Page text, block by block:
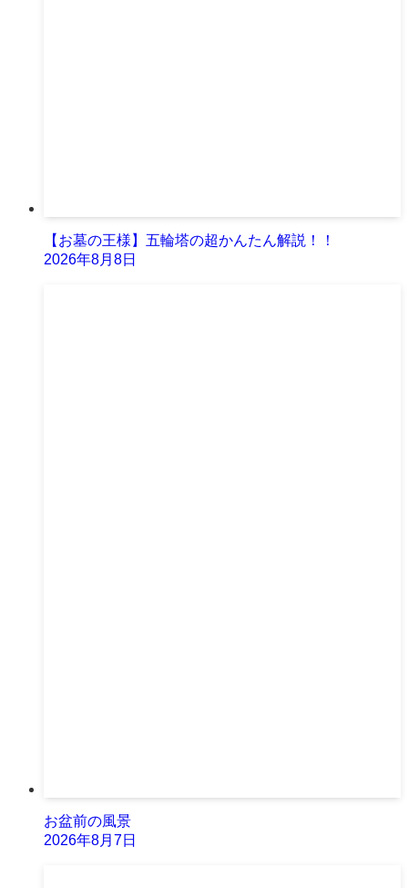
【お墓の王様】五輪塔の超かんたん解説！！
2026年8月8日
お盆前の風景
2026年8月7日